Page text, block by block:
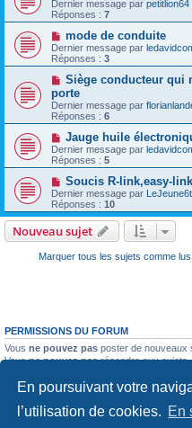
En poursuivant votre
l’utilisation de cookies. En
Dernier message par petitlion64
Réponses : 7
mode de conduite
Dernier message par
Réponses : 3
Siège conducteur qui
porte
Dernier message par
Réponses : 6
Jauge huile
Dernier message par
Réponses : 5
Soucis R-link,easy-
Dernier message par
Réponses : 10
Nouveau sujet
Marquer tous les sujets comme lus
PERMISSIONS DU FORUM
Vous ne pouvez pas poster de nouveaux
Vousne pouvez pasrépondre aux sujets
Vousne pouvez passupprimer vos
ne pouvez pas joindre des fichiers